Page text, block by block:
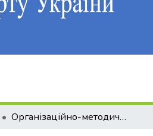
Організаційно-методичне забезпечення оздоровчо-рекреаційної рухової активності кіберспортсменів